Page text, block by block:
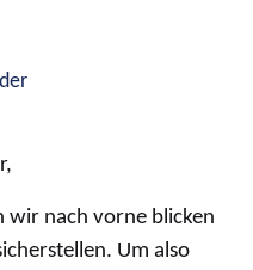
wir nach vorne blicken
Um also